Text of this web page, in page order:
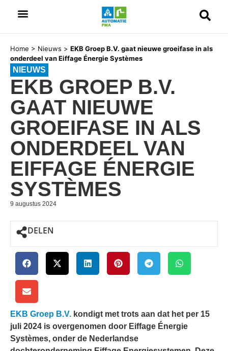
Home > Nieuws > EKB Groep B.V. gaat nieuwe groeifase in als
onderdeel van Eiffage Énergie Systèmes
NIEUWS
EKB GROEP B.V.
GAAT NIEUWE
GROEIFASE IN ALS
ONDERDEEL VAN
EIFFAGE ÉNERGIE
SYSTÈMES
9 augustus 2024
DELEN
EKB Groep B.V. kondigt met trots aan dat het per 15
juli 2024 is overgenomen door Eiffage Énergie
Systèmes, onder de Nederlandse